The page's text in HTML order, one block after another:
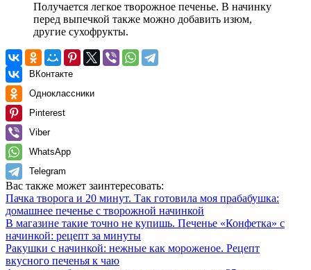
Получается легкое творожное печенье. В начинку
перед выпечкой также можно добавить изюм,
другие сухофрукты.
ВКонтакте
Одноклассники
Pinterest
Viber
WhatsApp
Telegram
Вас также может заинтересовать:
Пачка творога и 20 минут. Так готовила моя прабабушка:
домашнее печенье с творожной начинкой
В магазине такие точно не купишь. Печенье «Конфетка» с
начинкой: рецепт за минуты
Ракушки с начинкой: нежные как мороженое. Рецепт
вкусного печенья к чаю